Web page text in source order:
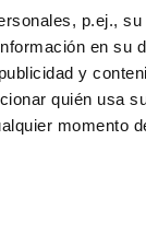
p.ej.,
en su
y
quién usa
momento